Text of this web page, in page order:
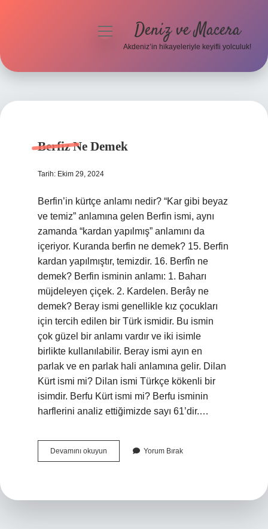
Hakkımızda
menüyü Deniz ve Macera
Akdeniz’in hikayeleriyle keyifli yolculuk!
Deniz
Macera
Yazılar
Berfiz Ne Demek
Tarih: Ekim 29, 2024
Berfin’in kürtçe anlamı nedir? “Kar gibi beyaz
ve temiz” anlamına gelen Berfin ismi, aynı
zamanda “kardan yapılmış” anlamını da
içeriyor. Kuranda berfin ne demek? 15. Berfin
kardan yapılmıştır, temizdir. 16. Berfîn ne
demek? Berfin isminin anlamı: 1. Baharı
müjdeleyen çiçek. 2. Kardelen. Berây ne
demek? Beray ismi genellikle kız çocukları
için tercih edilen bir Türk ismidir. Bu ismin
çok güzel bir anlamı vardır ve iki isimle
birlikte kullanılabilir. Beray ismi ayın en
parlak ve en parlak hali anlamına gelir. Dilan
Kürt ismi mi? Dilan ismi Türkçe kökenli bir
isimdir. Berfu Kürt ismi mi? Berfu isminin
harflerini analiz ettiğimizde sayı 61’dir.…
Devamını okuyun
Ne
Yorum Bırak